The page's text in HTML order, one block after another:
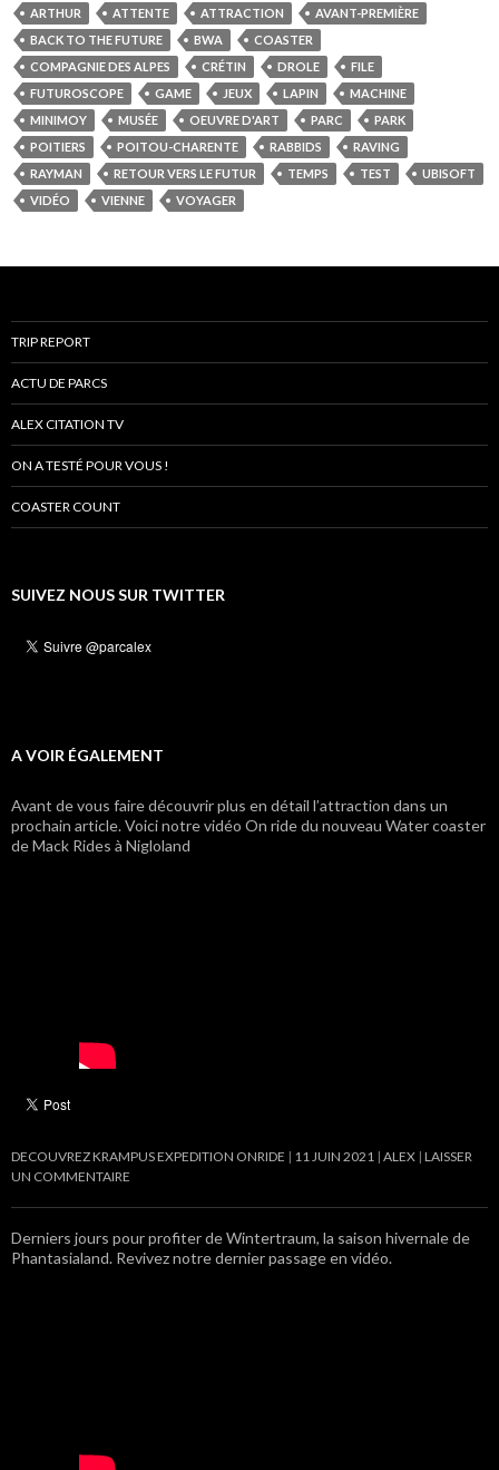
ARTHUR ATTENTE ATTRACTION
AVANT-PREMIÈRE
BACK TO THE FUTURE
BWA
COASTER
COMPAGNIE DES ALPES
CRÉTIN DROLE
FILE
FUTUROSCOPE
GAME JEUX LAPIN
MACHINE
MINIMOY
MUSÉE OEUVRE D'ART PARC
PARK
POITIERS
POITOU-CHARENTE RABBIDS
RAVING
RAYMAN
RETOUR VERS LE FUTUR TEMPS TEST
UBISOFT
VIDÉO
VIENNE VOYAGER
TRIP REPORT
ACTU DE PARCS
ALEX CITATION TV
ON A TESTÉ POUR VOUS !
COASTER COUNT
SUIVEZ NOUS SUR TWITTER
A VOIR ÉGALEMENT
Avant de vous faire découvrir plus en détail l’attraction dans un
prochain article. Voici notre vidéo On ride du nouveau Water coaster
de Mack Rides à Nigloland
DECOUVREZ KRAMPUS EXPEDITION ONRIDE 11 JUIN 2021 ALEX LAISSER
UN COMMENTAIRE
Derniers jours pour profiter de Wintertraum, la saison hivernale de
Phantasialand. Revivez notre dernier passage en vidéo.